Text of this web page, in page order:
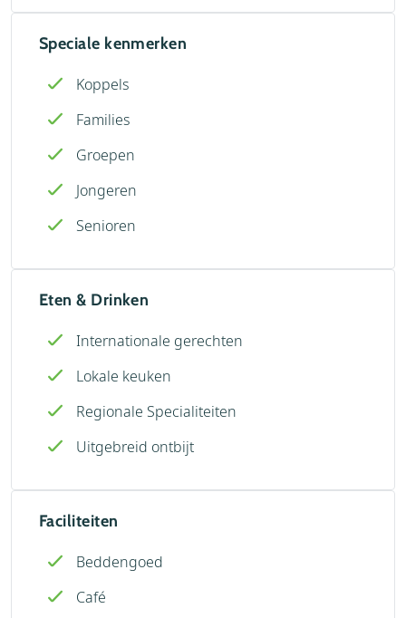
Speciale kenmerken
Koppels
Families
Groepen
Jongeren
Senioren
Eten & Drinken
Internationale gerechten
Lokale keuken
Regionale Specialiteiten
Uitgebreid ontbijt
Faciliteiten
Beddengoed
Café